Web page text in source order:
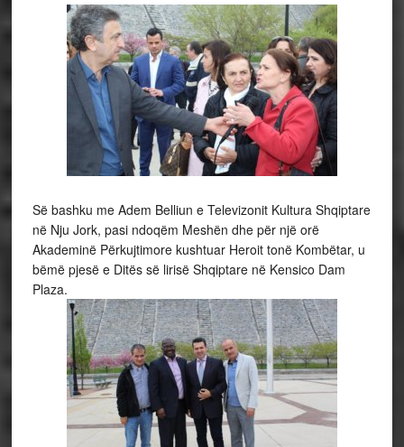
Së bashku me Adem Belliun e Televizonit Kultura Shqiptare
në Nju Jork, pasi ndoqëm Meshën dhe për një orë
Akademinë Përkujtimore kushtuar Heroit tonë Kombëtar, u
bëmë pjesë e Ditës së lirisë Shqiptare në Kensico Dam
Plaza.